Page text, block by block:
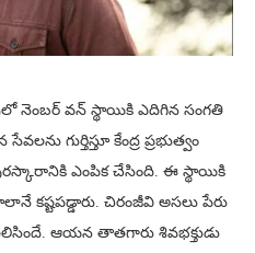
నెంబర్ వన్ స్థాయికి ఎదిగిన సంగతి
గుర్తిస్తూ కేంద్ర ప్రభుత్వం
ఎంపిక చేసింది. ఈ స్థాయికి
కష్టపడ్డారు. చిరంజీవి అసలు పేరు
ఆయన తాతగారు శివభక్తుడు